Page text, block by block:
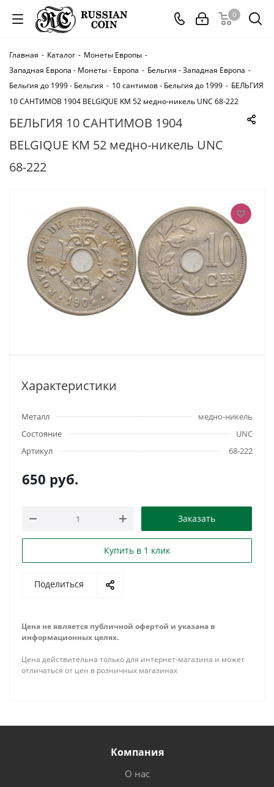
0
Главная - Каталог - Монеты Европы -
Западная Европа - Монеты - Европа - Бельгия - Западная Европа -
Бельгия до 1999 - Бельгия - 10 сантимов - Бельгия до 1999 - БЕЛЬГИЯ
10 САНТИМОВ 1904 BELGIQUE KM 52 медно-никель UNC 68-222
БЕЛЬГИЯ 10 САНТИМОВ 1904
BELGIQUE KM 52 медно-никель UNC
68-222
Характеристики
Металл
медно-никель
Состояние
UNC
Артикул
68-222
650 руб.
Заказать
Купить в 1 клик
Поделиться
Цена не является публичной офертой и указана в
информационных целях.
Цена действительна только для интернет-магазина и может
отличаться от цен в розничных магазинах
Компания
О нас